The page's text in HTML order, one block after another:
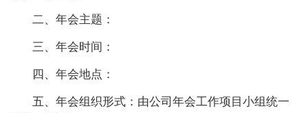
二、年会主题：
三、年会时间：
四、年会地点：
五、年会组织形式：由公司年会工作项目小组统一